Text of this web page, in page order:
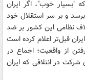
"بسیار خوب"، اگر ایران
و بر سر استقلال خود
نظامی این کشور بر ضد
قبل‌تر اعلام کرده است
از واقعیت؛ اجماع در
شرکت در ائتلافی که ایران